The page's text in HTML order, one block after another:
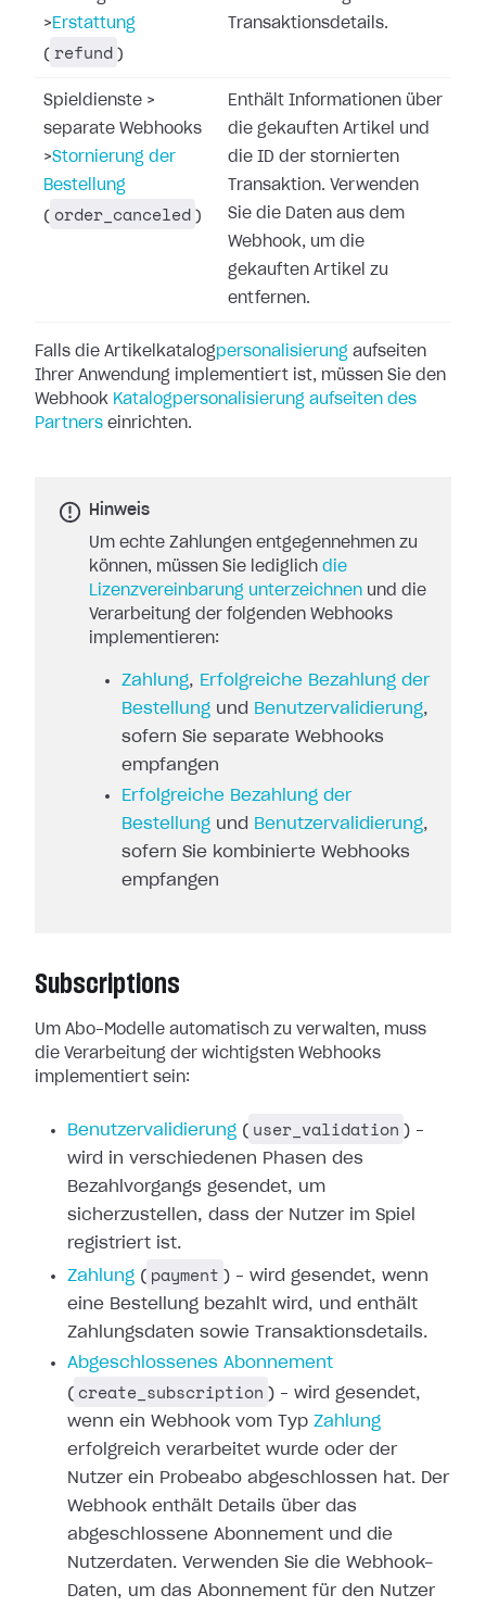
> Erstattung
( refund )
Transaktionsdetails.
Spieldienste >
separate Webhooks
>Stornierung der
Bestellung
( order_canceled )
Enthält Informationen über
die gekauften Artikel und
die ID der stornierten
Transaktion. Verwenden
Sie die Daten aus dem
Webhook, um die
gekauften Artikel zu
entfernen.
Falls die Artikelkatalog personalisierung aufseiten
Ihrer Anwendung
implementiert ist, müssen Sie den
Webhook Katalogpersonalisierung aufseiten des
Partners einrichten.
Hinweis
Um echte Zahlungen entgegennehmen zu
können, müssen Sie lediglich die
Lizenzvereinbarung unterzeichnen und die
Verarbeitung der folgenden Webhooks
implementieren:
Zahlung, Erfolgreiche Bezahlung der
Bestellung und Benutzervalidierung,
sofern Sie separate Webhooks
empfangen
Erfolgreiche Bezahlung der
Bestellung und Benutzervalidierung,
sofern Sie kombinierte Webhooks
empfangen
Subscriptions
Um Abo-Modelle automatisch zu verwalten, muss
die Verarbeitung der wichtigsten Webhooks
implementiert sein:
Benutzervalidierung ( user_validation ) –
wird in verschiedenen Phasen des
Bezahlvorgangs gesendet, um
sicherzustellen, dass der Nutzer im Spiel
registriert ist.
Zahlung ( payment ) – wird gesendet, wenn
eine Bestellung bezahlt wird, und enthält
Zahlungsdaten sowie
Transaktionsdetails.
Abgeschlossenes Abonnement
( create_subscription ) – wird gesendet,
wenn ein Webhook vom
Typ Zahlung
erfolgreich verarbeitet wurde oder der
Nutzer ein Probeabo abgeschlossen hat. Der
Webhook enthält Details über das
abgeschlossene Abonnement und die
Nutzerdaten. Verwenden Sie die Webhook-
Daten, um das Abonnement für den Nutzer